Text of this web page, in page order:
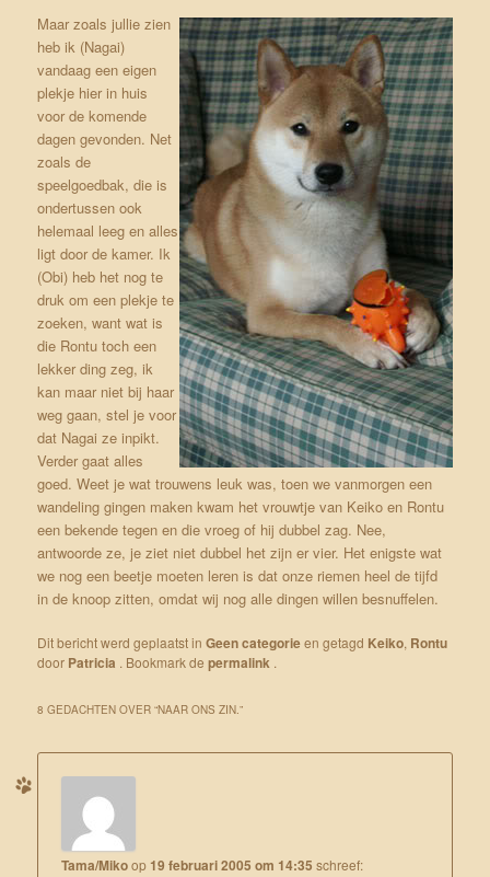
Maar zoals jullie zien
heb ik (Nagai)
vandaag een eigen
plekje hier in huis
voor de komende
dagen gevonden. Net
zoals de
speelgoedbak, die is
ondertussen ook
helemaal leeg en alles
ligt door de kamer. Ik
(Obi) heb het nog te
druk om een plekje te
zoeken, want wat is
die Rontu toch een
lekker ding zeg, ik
kan maar niet bij haar
weg gaan, stel je voor
dat Nagai ze inpikt.
Verder gaat alles
goed. Weet je wat trouwens leuk was, toen we vanmorgen een
wandeling gingen maken kwam het vrouwtje van Keiko en Rontu
een bekende tegen en die vroeg of hij dubbel zag. Nee,
antwoorde ze, je ziet niet dubbel het zijn er vier. Het enigste wat
we nog een beetje moeten leren is dat onze riemen heel de tijfd
in de knoop zitten, omdat wij nog alle dingen willen besnuffelen.
Dit bericht werd geplaatst inGeen categorieen getagd Keiko, Rontu
door Patricia . Bookmark depermalink .
8 GEDACHTEN OVER “NAAR ONS ZIN.”
Tama/Mikoop 19 februari 2005 om 14:35 schreef: